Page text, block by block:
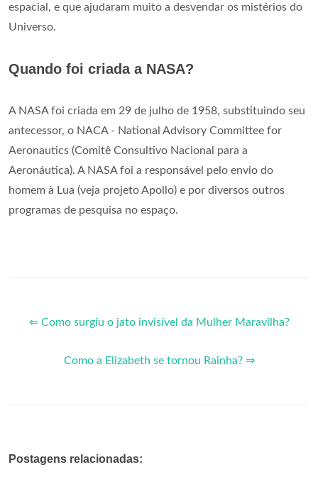
espacial, e que ajudaram muito a desvendar os mistérios do
Universo.
Quando foi criada a NASA?
A NASA foi criada em 29 de julho de 1958, substituindo seu
antecessor, o NACA - National Advisory Committee for
Aeronautics (Comitê Consultivo Nacional para a
Aeronáutica). A NASA foi a responsável pelo envio do
homem à Lua (veja projeto Apollo) e por diversos outros
programas de pesquisa no espaço.
⇐ Como surgiu o jato invisível da Mulher Maravilha?
Como a Elizabeth se tornou Rainha? ⇒
Postagens relacionadas: